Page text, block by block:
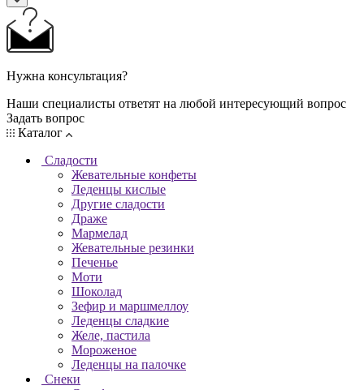
Нужна консультация?
Наши специалисты ответят на любой интересующий вопрос
Задать вопрос
Каталог
Сладости
Жевательные конфеты
Леденцы кислые
Другие сладости
Драже
Мармелад
Жевательные резинки
Печенье
Моти
Шоколад
Зефир и маршмеллоу
Леденцы сладкие
Желе, пастила
Мороженое
Леденцы на палочке
Снеки